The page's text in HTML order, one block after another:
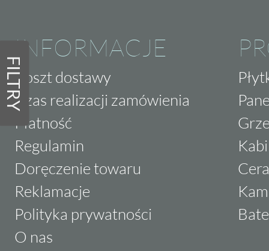
FILTRY
INFORMACJE
Koszt dostawy
Czas realizacji zamówienia
Płatność
Regulamin
Doręczenie towaru
Reklamacje
Polityka prywatności
O nas